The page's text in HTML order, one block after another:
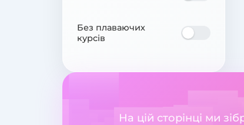
Без плаваючих
курсів
На цій сторінці ми